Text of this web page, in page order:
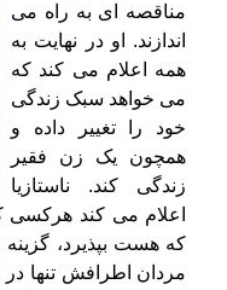
مناقصه ای به راه می
اندازند. او در نهایت به
همه اعلام می کند که
می خواهد سبک زندگی
خود را تغییر داده و
همچون یک زن فقیر
زندگی کند. ناستازیا
اعلام می کند هرکسی
که هست بپذیرد،
مردان اطرافش تنها در